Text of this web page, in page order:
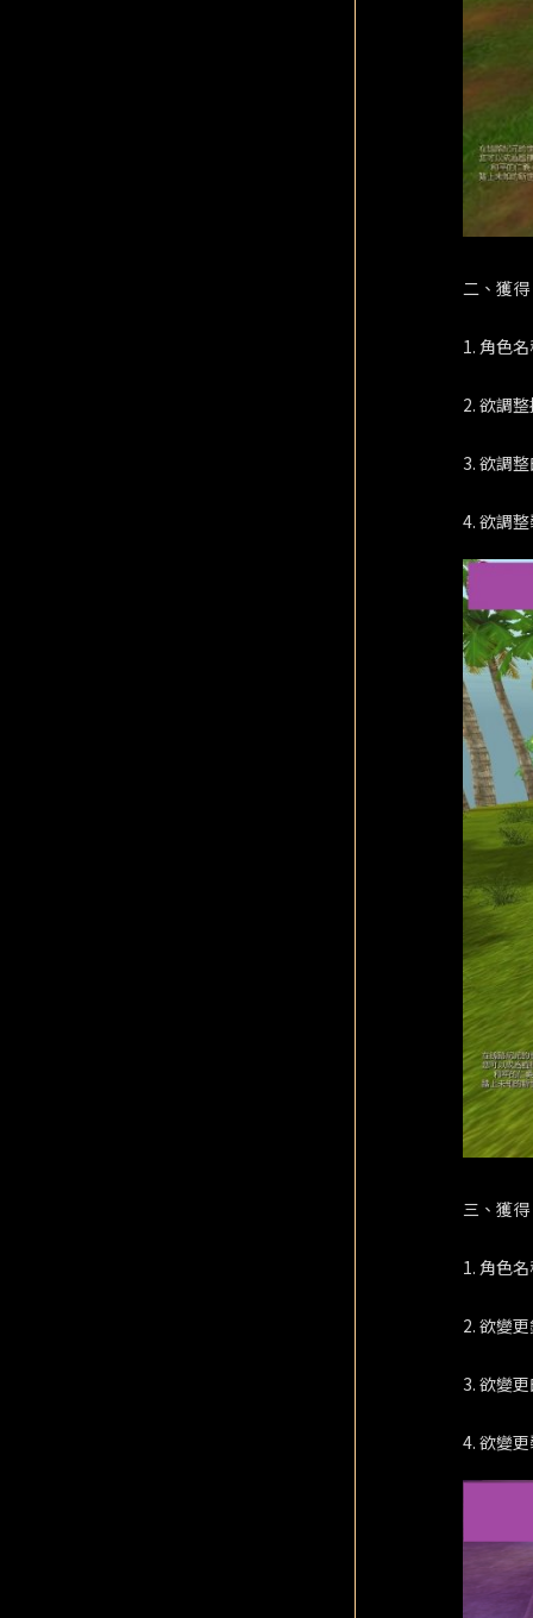
二、獲
1. 角色
2. 欲調
3. 欲調
4. 欲調
三、獲
1. 角色
2. 欲變
3. 欲變
4. 欲變